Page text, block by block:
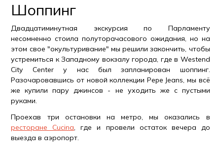
Шоппинг
Двадцатиминутная экскурсия по Парламенту
несомненно стоила полуторачасового ожидания, но на
этом свое "окультуривание" мы решили закончить, чтобы
устремиться к Западному вокзалу города, где в Westend
City Center у нас был запланирован шоппинг.
Разочаровавшись от новой коллекции Pepe Jeans, мы всё
же купили пару джинсов - не уходить же с пустыми
руками.
Проехав три остановки на метро, мы оказались в
ресторане Cucina, где и провели остаток вечера до
выезда в аэропорт.